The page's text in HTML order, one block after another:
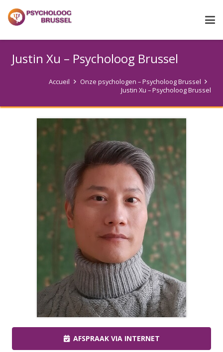
Justin Xu – Psycholoog Brussel
Accueil
Onze psychologen – Psycholoog Brussel
Justin Xu – Psycholoog Brussel
AFSPRAAK VIA INTERNET